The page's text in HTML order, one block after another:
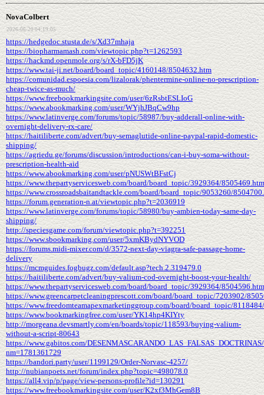
NovaColbert
2026-06-20 04:19:05
https://hedgedoc.stusta.de/s/Xd37mhaja
https://biopharmamash.com/viewtopic.php?t=1262593
https://hackmd.openmole.org/s/rX-bFD5jK
https://www.tai-ji.net/board/board_topic/4160148/8504632.htm
https://comunidad.espoesia.com/lizalorak/phentermine-online-no-prescription-
cheap-twice-as-much/
https://www.freebookmarkingsite.com/user/6zRsbtESLIoG
https://www.abookmarking.com/user/WYjhJBqCw9hp
https://www.latinverge.com/forums/topic/58987/buy-adderall-online-with-
overnight-delivery-rx-care/
https://haitiliberte.com/advert/buy-semaglutide-online-paypal-rapid-domestic-
shipping/
https://agriedu.ge/forums/discussion/introductions/can-i-buy-soma-without-
prescription-health-aid
https://www.abookmarking.com/user/pNUSWtBFstCj
https://www.thepartyservicesweb.com/board/board_topic/3929364/8505469.htm
https://www.crossroadsbaitandtackle.com/board/board_topic/9053260/
https://forum.generation-n.at/viewtopic.php?t=2036919
https://www.latinverge.com/forums/topic/58980/buy-ambien-today-same-day-
shipping/
http://speciesgame.com/forum/viewtopic.php?t=392251
https://www.sbookmarking.com/user/5xmKBydNYVOD
https://forums.midi-mixer.com/d/3572-next-day-viagra-safe-passage-home-
delivery
https://mcmguides.fogbugz.com/default.asp?tech.2.319479.0
https://haitiliberte.com/advert/buy-valium-cod-overnight-boost-your-health/
https://www.thepartyservicesweb.com/board/board_topic/3929364/8504596.htm
https://www.greencarpetcleaningprescott.com/board/board_topic/7203902/
https://www.freedomteamapexmarketinggroup.com/board/board_topic/
https://www.bookmarkingfree.com/user/YK14hp4KIYty
http://morgeana.devsmartly.com/en/boards/topic/118593/buying-valium-
without-a-script-80643
https://www.gabitos.com/
nm=1781361729
https://bandori.party/user/1199129/Order-Norvasc-4257/
http://nubianpoets.net/forum/index.php?topic=498078.0
https://all4.vip/p/page/view-persons-profile?id=130291
https://www.freebookmarkingsite.com/user/K2xf3MhGem8B